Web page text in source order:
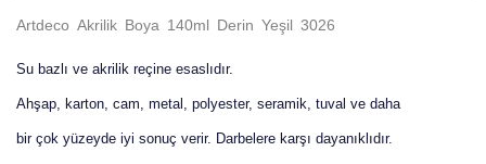
Artdeco Akrilik Boya 140ml Derin Yeşil 3026
Su bazlı ve akrilik reçine esaslıdır.
Ahşap, karton, cam, metal, polyester, seramik, tuval ve daha
bir çok yüzeyde iyi sonuç verir. Darbelere karşı dayanıklıdır.